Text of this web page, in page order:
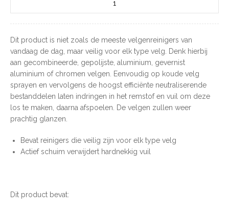
Dit product is niet zoals de meeste velgenreinigers van
vandaag de dag, maar veilig voor elk type velg. Denk hierbij
aan gecombineerde, gepolijste, aluminium, gevernist
aluminium of chromen velgen. Eenvoudig op koude velg
sprayen en vervolgens de hoogst efficiënte neutraliserende
bestanddelen laten indringen in het remstof en vuil om deze
los te maken, daarna afspoelen. De velgen zullen weer
prachtig glanzen.
Bevat reinigers die veilig zijn voor elk type velg
Actief schuim verwijdert hardnekkig vuil
Dit product bevat: